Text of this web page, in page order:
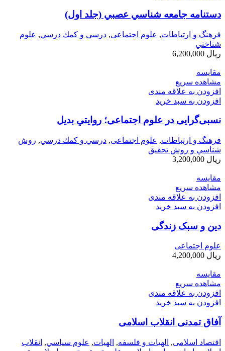
دستنامه جامعه شناسي عصبي (جلد اول)
فرهنگ و ارتباطات, علوم اجتماعی, درسي و كمك درسي, علوم
شناختي
ریال
مقایسه
مشاهده سریع
افزودن به علاقه مندی
افزودن به سبد خرید
نسبی‌گرایی در علوم اجتماعی؛ روايتي بديل
فرهنگ و ارتباطات, علوم اجتماعی, درسي و كمك درسي, روش
شناسي و روش تحقيق
ریال
مقایسه
مشاهده سریع
افزودن به علاقه مندی
افزودن به سبد خرید
دین و سبک زندگی
علوم اجتماعی
ریال
مقایسه
مشاهده سریع
افزودن به علاقه مندی
افزودن به سبد خرید
آفاق تمدنی انقلاب اسلامی
اقتصاد اسلامی, الهیات و فلسفه, الهيات, علوم سياسي, انقلاب